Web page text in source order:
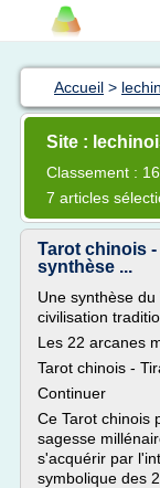
Accueil >
Site :
Classement :
7 articles
Tarot chinois
synthèse ...
Une synthèse
civilisation
Les 22 arcanes
Tarot chinois -
Continuer
Ce Tarot chinois
sagesse
s'acquérir par
symbolique des